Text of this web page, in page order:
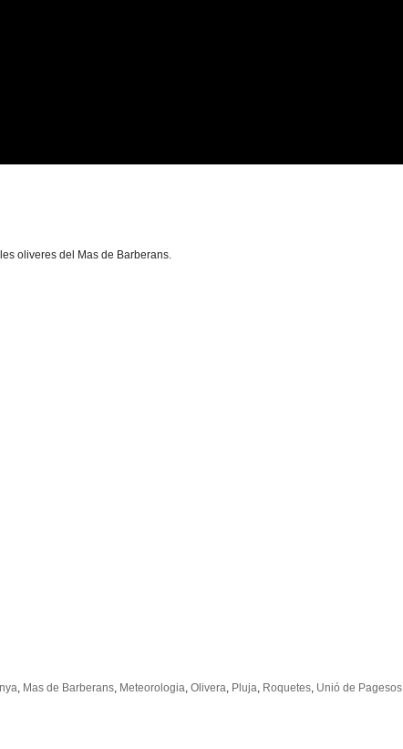
oliveres del Mas de Barberans.
, Mas de Barberans, Meteorologia, Olivera, Pluja, Roquetes, Unió de Pagesos